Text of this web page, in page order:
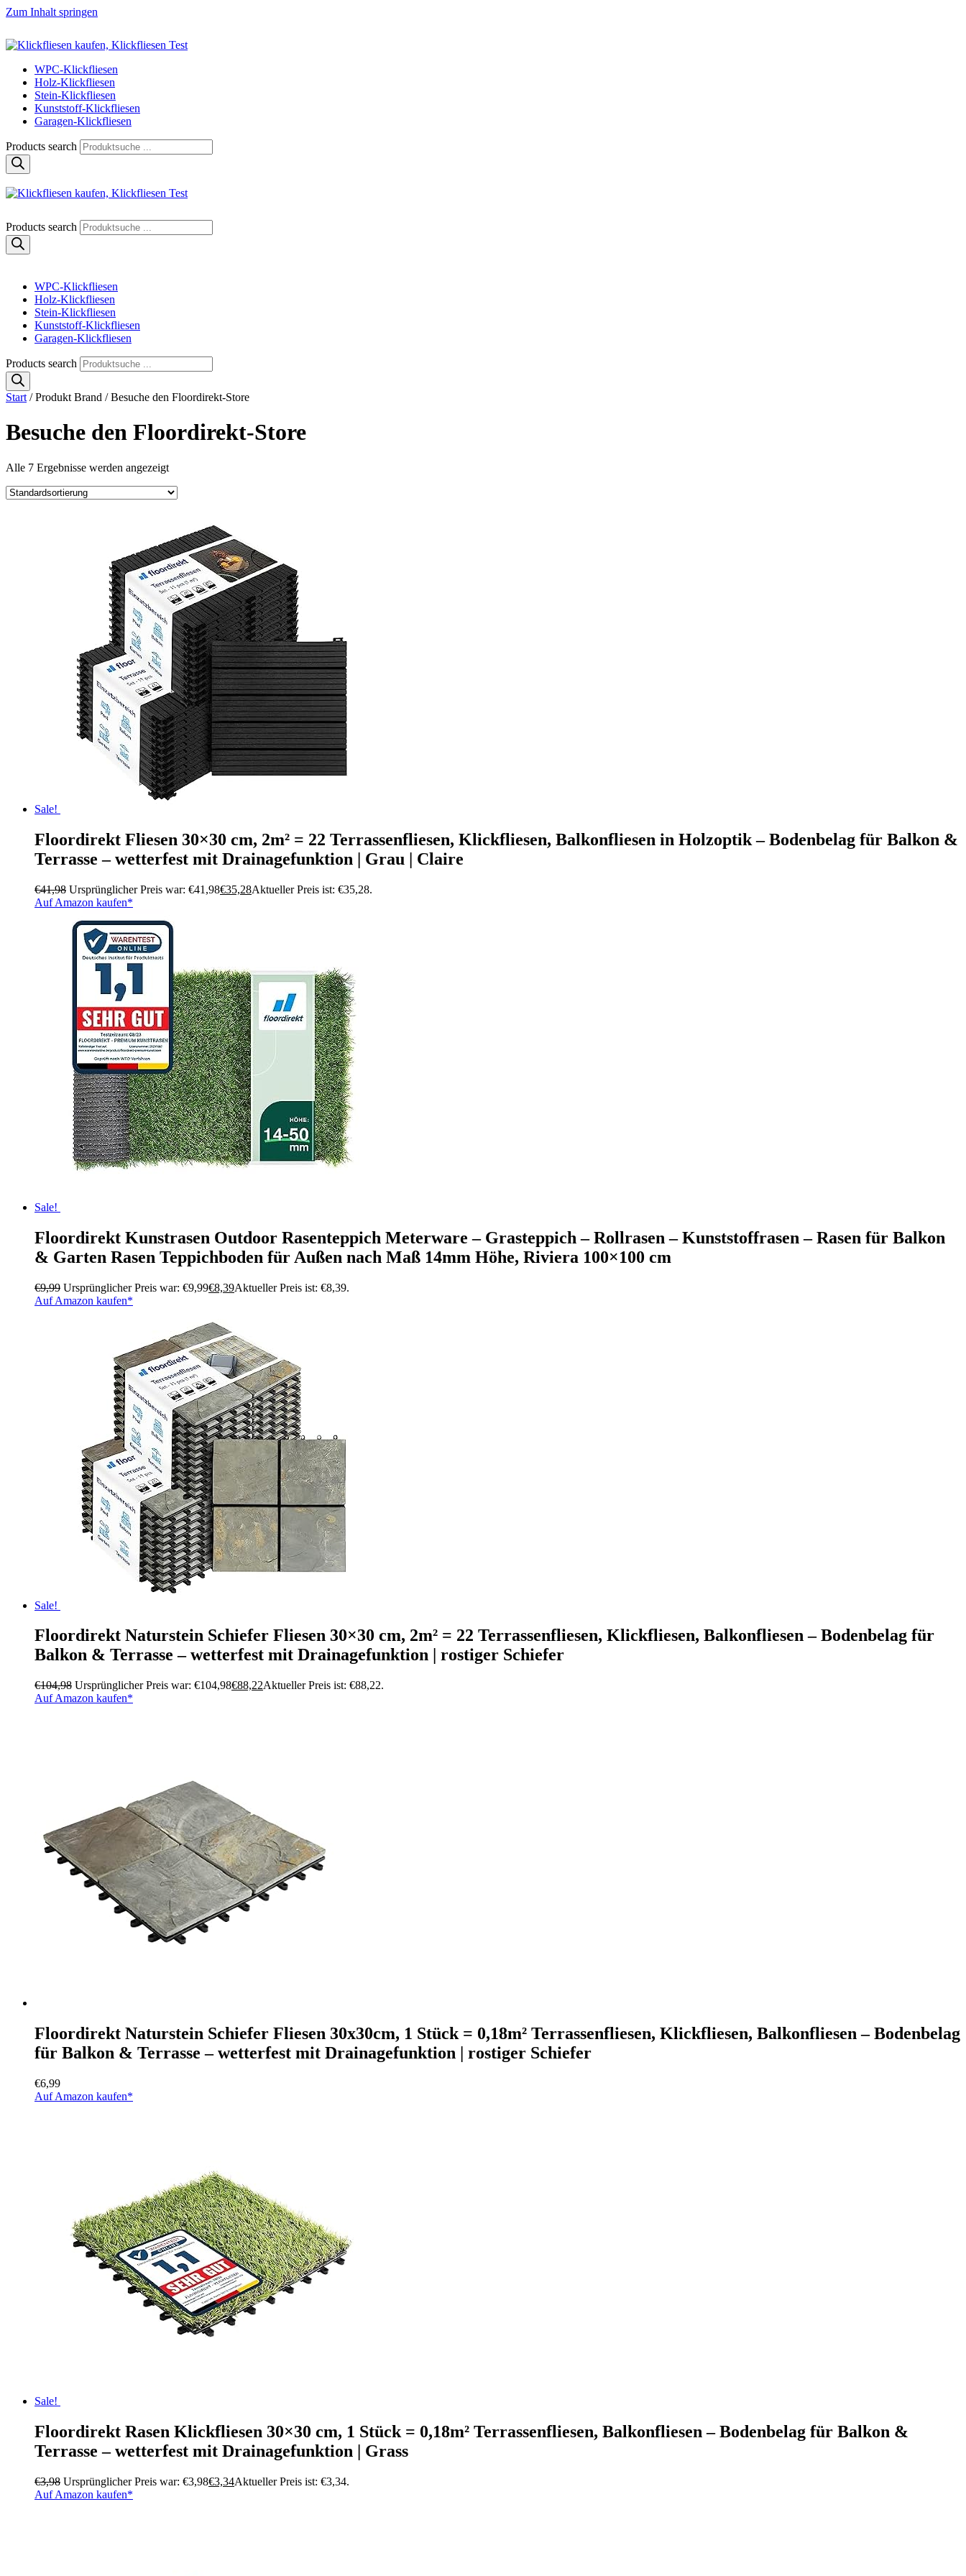
Zum Inhalt springen
Klickfliese | klick-klick-fertig
Klickfliesen online kaufen
WPC-Klickfliesen
Holz-Klickfliesen
Stein-Klickfliesen
Kunststoff-Klickfliesen
Garagen-Klickfliesen
Products search
Klickfliese | klick-klick-fertig
Klickfliesen online kaufen
Products search
WPC-Klickfliesen
Holz-Klickfliesen
Stein-Klickfliesen
Kunststoff-Klickfliesen
Garagen-Klickfliesen
Products search
Start / Produkt Brand / Besuche den Floordirekt-Store
Besuche den Floordirekt-Store
Alle 7 Ergebnisse werden angezeigt
Sale!
Floordirekt Fliesen 30×30 cm, 2m² = 22 Terrassenfliesen, Klickfliesen, Balkonfliesen in Holzoptik – Bodenbelag für Balkon &
Terrasse – wetterfest mit Drainagefunktion | Grau | Claire
€41,98 Ursprünglicher Preis war: €41,98€35,28Aktueller Preis ist: €35,28.
Auf Amazon kaufen*
Sale!
Floordirekt Kunstrasen Outdoor Rasenteppich Meterware – Grasteppich – Rollrasen – Kunststoffrasen – Rasen für Balkon
& Garten Rasen Teppichboden für Außen nach Maß 14mm Höhe, Riviera 100×100 cm
€9,99 Ursprünglicher Preis war: €9,99€8,39Aktueller Preis ist: €8,39.
Auf Amazon kaufen*
Sale!
Floordirekt Naturstein Schiefer Fliesen 30×30 cm, 2m² = 22 Terrassenfliesen, Klickfliesen, Balkonfliesen – Bodenbelag für
Balkon & Terrasse – wetterfest mit Drainagefunktion | rostiger Schiefer
€104,98 Ursprünglicher Preis war: €104,98€88,22Aktueller Preis ist: €88,22.
Auf Amazon kaufen*
Floordirekt Naturstein Schiefer Fliesen 30x30cm, 1 Stück = 0,18m² Terrassenfliesen, Klickfliesen, Balkonfliesen – Bodenbelag
für Balkon & Terrasse – wetterfest mit Drainagefunktion | rostiger Schiefer
€6,99
Auf Amazon kaufen*
Sale!
Floordirekt Rasen Klickfliesen 30×30 cm, 1 Stück = 0,18m² Terrassenfliesen, Balkonfliesen – Bodenbelag für Balkon &
Terrasse – wetterfest mit Drainagefunktion | Grass
€3,98 Ursprünglicher Preis war: €3,98€3,34Aktueller Preis ist: €3,34.
Auf Amazon kaufen*